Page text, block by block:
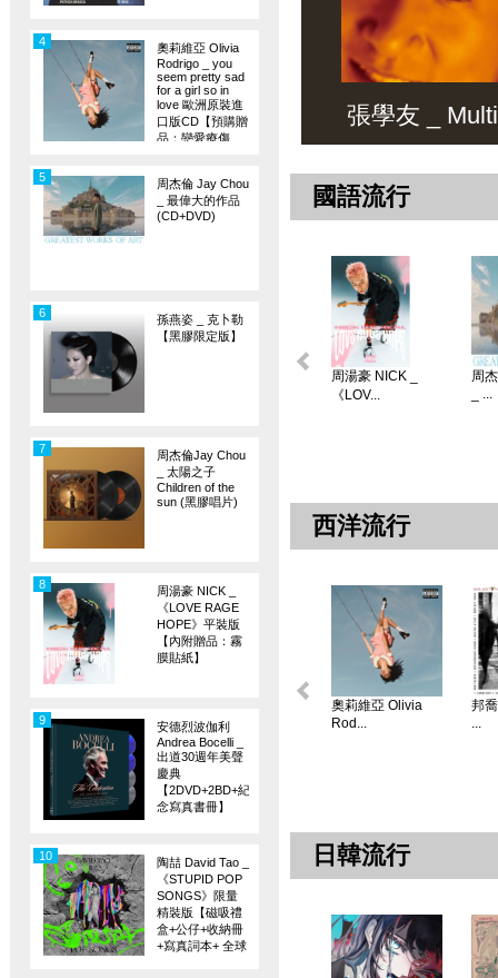
奧莉維亞 Olivia
Rodrigo _ you
seem pretty sad
for a girl so in
love 歐洲原裝進
口版CD【預購贈
品：戀愛療傷
4
周杰倫 Jay Chou
_ 最偉大的作品
(CD+DVD)
5
孫燕姿 _ 克卜勒
【黑膠限定版】
6
周杰倫Jay Chou
_ 太陽之子
Children of the
sun (黑膠唱片)
7
周湯豪 NICK _
《LOVE RAGE
HOPE》平裝版
【內附贈品：霧
膜貼紙】
8
安德烈波伽利
Andrea Bocelli _
出道30週年美聲
慶典
【2DVD+2BD+紀
念寫真書冊】
9
陶喆 David Tao _
《STUPID POP
SONGS》限量
精裝版【磁吸禮
盒+公仔+收納冊
+寫真詞本+ 全球
10
張學友 _
國語流行
周湯豪 NICK _
《LOV...
周
_ ...
西洋流行
奧莉維亞 Olivia
Rod...
邦
...
日韓流行